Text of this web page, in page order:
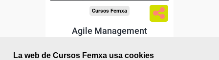
La web de Cursos Femxa usa cookies
Cursos Femxa
Agile Management